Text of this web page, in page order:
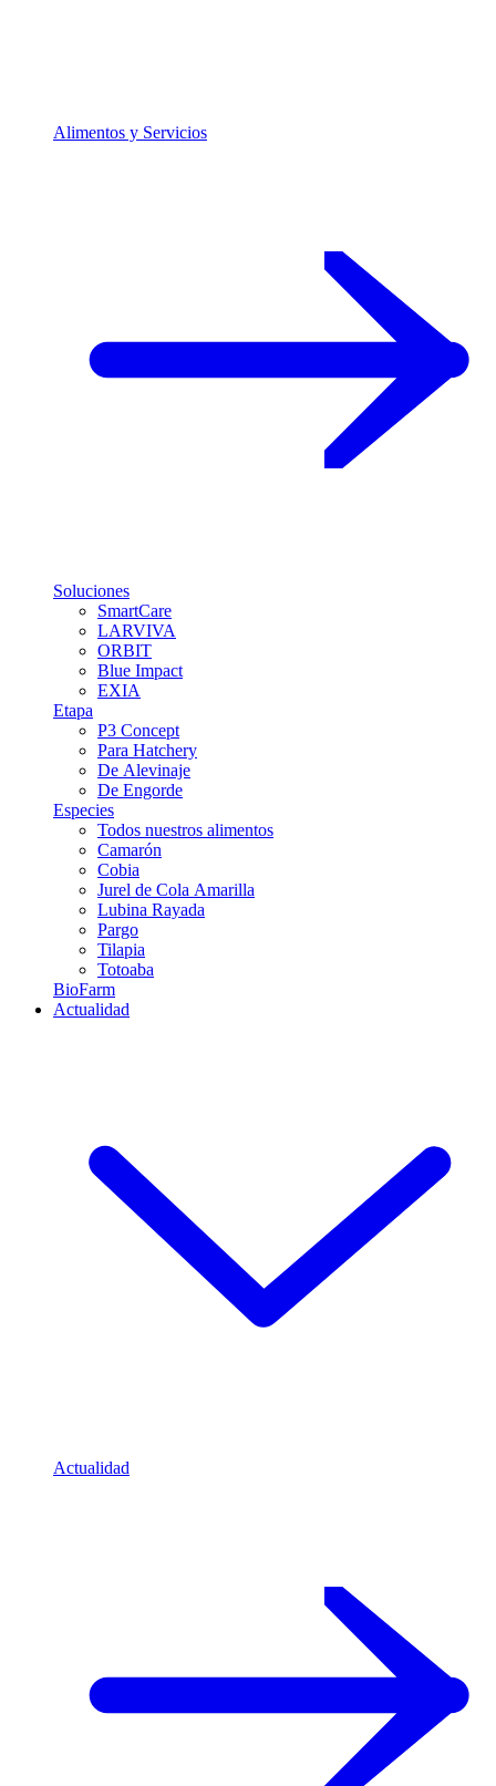
Alimentos y Servicios
Soluciones
SmartCare
LARVIVA
ORBIT
Blue Impact
EXIA
Etapa
P3 Concept
Para Hatchery
De Alevinaje
De Engorde
Especies
Todos nuestros alimentos
Camarón
Cobia
Jurel de Cola Amarilla
Lubina Rayada
Pargo
Tilapia
Totoaba
BioFarm
Actualidad
Actualidad